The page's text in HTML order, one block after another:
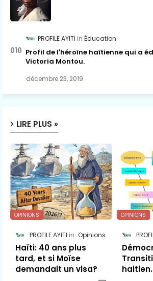
PROFILE AYITI Éducation
Profil de l'héroïne haïtienne qui a
Victoria Montou.
décembre 23, 2019
LIRE PLUS »
OPINIONS
PROFILE AYITI Opinions
Haïti: 40 ans plus
tard, et si Moïse
demandait un visa?
OPINIONS
haitien.